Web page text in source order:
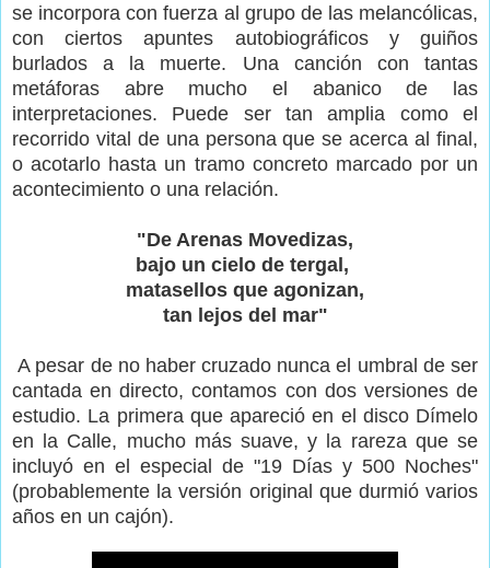
se incorpora con fuerza al grupo de las melancólicas,
con ciertos apuntes autobiográficos y guiños
burlados a la muerte. Una canción con tantas
metáforas abre mucho el abanico de las
interpretaciones. Puede ser tan amplia como el
recorrido vital de una persona que se acerca al final,
o acotarlo hasta un tramo concreto marcado por un
acontecimiento o una relación.
"De Arenas Movedizas,
bajo un cielo de tergal,
matasellos que agonizan,
tan lejos del mar"
A pesar de no haber cruzado nunca el umbral de ser
cantada en directo, contamos con dos versiones de
estudio. La primera que apareció en el disco Dímelo
en la Calle, mucho más suave, y la rareza que se
incluyó en el especial de "19 Días y 500 Noches"
(probablemente la versión original que durmió varios
años en un cajón).